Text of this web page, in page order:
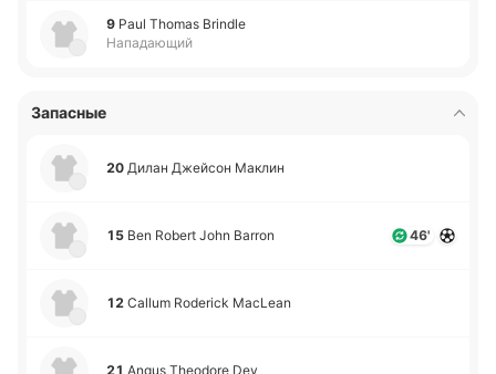
9 Paul Thomas Brindle
Нападающий
Запасные
20 Дилан Джей­сон Маклин
15 Ben Robert John Barron 46'
12 Callum Roderick MacLean
21 Angus Theodore Dey